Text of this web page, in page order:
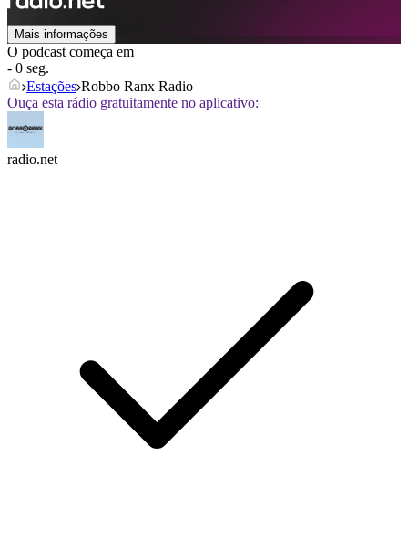
Mais informações
O podcast começa em
- 0 seg.
Estações Robbo Ranx Radio
Ouça esta rádio gratuitamente no aplicativo:
radio.net